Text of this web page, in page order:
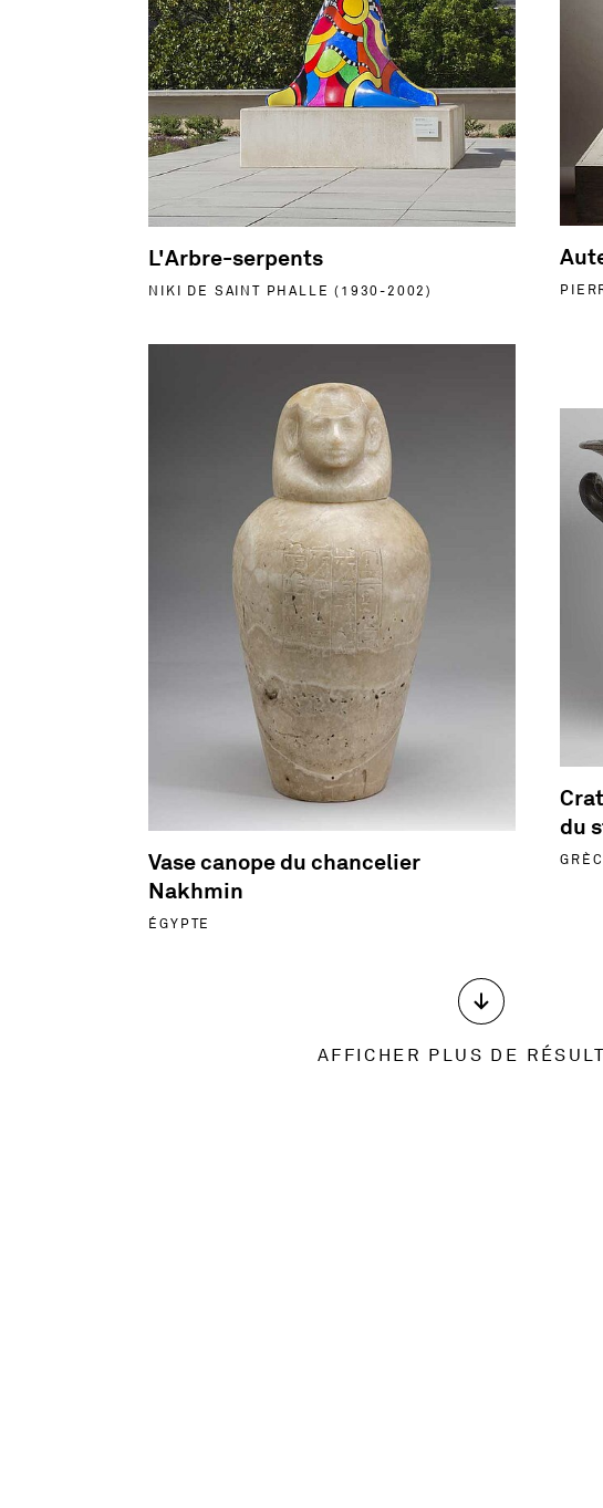
L'Arbre-serpents
NIKI DE SAINT PHALLE (1930-2002)
Vase canope du chancelier
Nakhmin
ÉGYPTE
du
En
AFFICHER PLUS DE